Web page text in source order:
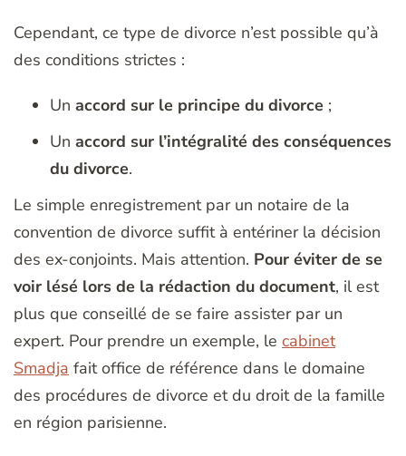
Cependant, ce type de divorce n’est possible qu’à
des conditions strictes :
Un accord sur le principe du divorce ;
Un accord sur l’intégralité des conséquences
du divorce.
Le simple enregistrement par un notaire de la
convention de divorce suffit à entériner la décision
des ex-conjoints. Mais attention. Pour éviter de se
voir lésé lors de la rédaction du document, il est
plus que conseillé de se faire assister par un
expert. Pour prendre un exemple, le cabinet
Smadja fait office de référence dans le domaine
des procédures de divorce et du droit de la famille
en région parisienne.